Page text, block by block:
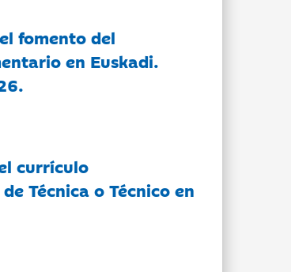
fomento del
en Euskadi.
currículo
Técnica o Técnico en